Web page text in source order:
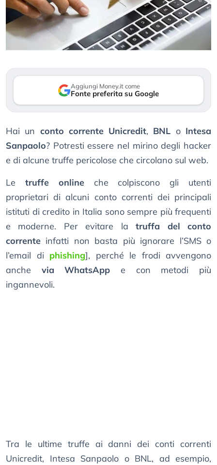
Aggiungi Money.it come
Fonte preferita su Google
Hai un conto corrente Unicredit, BNL o Intesa
Sanpaolo? Potresti essere nel mirino degli hacker
e di alcune truffe pericolose che circolano sul web.
Le truffe onlineche colpiscono gli utenti
proprietari di alcuni conto correnti dei principali
istituti di credito in Italia sono sempre più frequenti
e moderne. Per evitare latruffa del conto
corrente infatti non basta più ignorare l’SMS o
l’email di phishing], perché le frodi avvengono
anche via WhatsApp e con metodi più
ingannevoli.
Tra le ultime truffe ai danni dei conti correnti
Unicredit, Intesa Sanpaolo o BNL, ad esempio,